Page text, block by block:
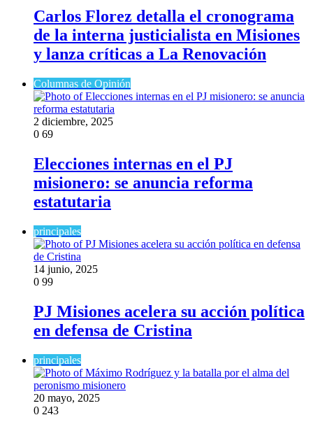
Carlos Florez detalla el cronograma
de la interna justicialista en Misiones
y lanza críticas a La Renovación
Columnas de Opinión
2 diciembre, 2025
0 69
Elecciones internas en el PJ
misionero: se anuncia reforma
estatutaria
principales
14 junio, 2025
0 99
PJ Misiones acelera su acción política
en defensa de Cristina
principales
20 mayo, 2025
0 243